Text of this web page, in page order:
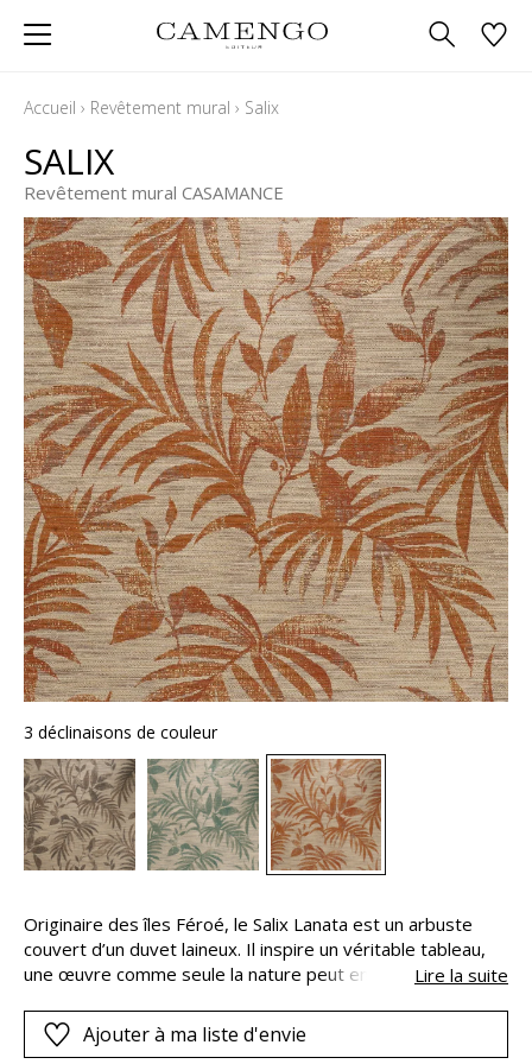
Accueil › Revêtement mural › Salix
SALIX
Revêtement mural CASAMANCE
3 déclinaisons de couleur
Originaire des îles Féroé, le Salix Lanata est un arbuste
couvert d’un duvet laineux. Il inspire un véritable tableau,
une œuvre comme seule la nature peut en créer. Sur les
gracieux déploie ses folioles. Le végétal se révèle dans le
volume aléatoire de la matière et la douceur des teintes
Lire la suite
Ajouter à ma liste d'envie